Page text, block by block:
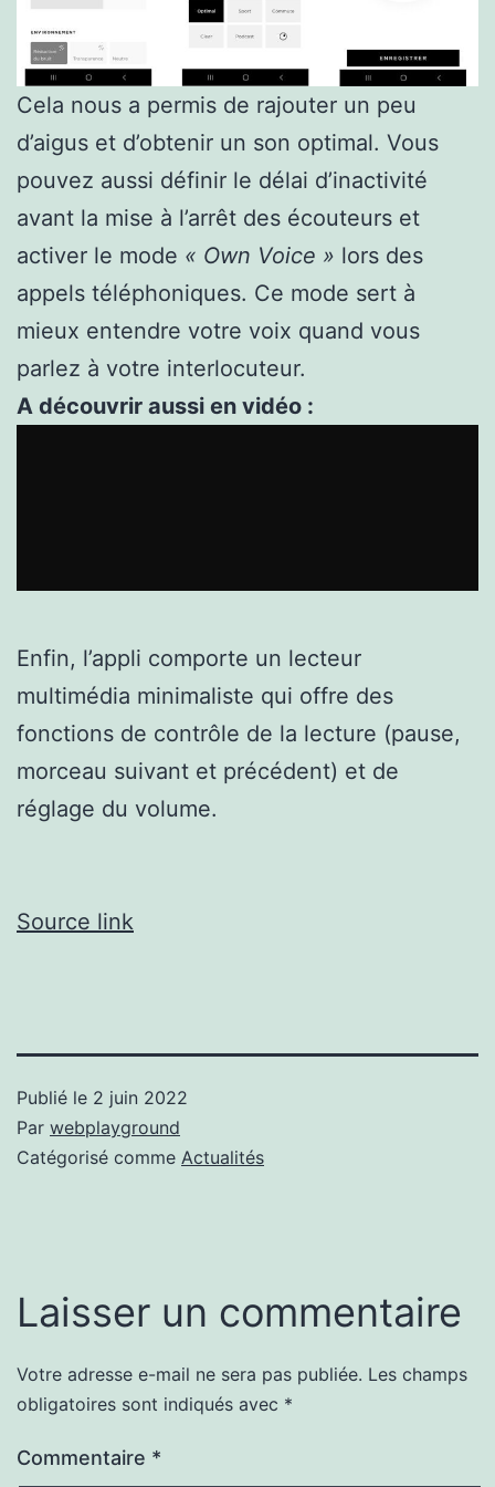
Cela nous a permis de rajouter un peu
d’aigus et d’obtenir un son optimal. Vous
pouvez aussi définir le délai d’inactivité
avant la mise à l’arrêt des écouteurs et
activer le mode « Own Voice » lors des
appels téléphoniques. Ce mode sert à
mieux entendre votre voix quand vous
parlez à votre interlocuteur.
A découvrir aussi en vidéo :
Enfin, l’appli comporte un lecteur
multimédia minimaliste qui offre des
fonctions de contrôle de la lecture (pause,
morceau suivant et précédent) et de
réglage du volume.
Source link
Publié le 2 juin 2022
Par webplayground
Catégorisé comme Actualités
Laisser un commentaire
Votre adresse e-mail ne sera pas publiée. Les champs
obligatoires sont indiqués avec *
Commentaire *